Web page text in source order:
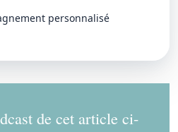
personnalisé
de cet article ci-